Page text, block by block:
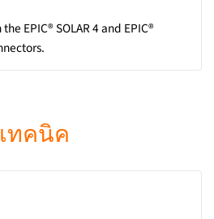
EPIC® SOLAR 4 and EPIC®
ทคนิค